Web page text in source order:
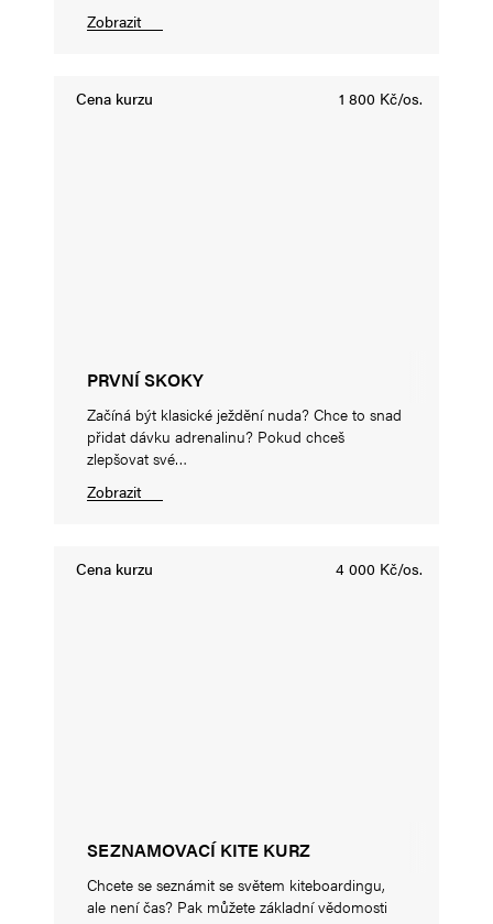
Zobrazit
Cena kurzu 1 800 Kč/os.
PRVNÍ SKOKY
Začíná být klasické ježdění nuda? Chce to snad
přidat dávku adrenalinu? Pokud chceš
zlepšovat své…
Zobrazit
Cena kurzu 4 000 Kč/os.
SEZNAMOVACÍ KITE KURZ
Chcete se seznámit se světem kiteboardingu,
ale není čas? Pak můžete základní vědomosti